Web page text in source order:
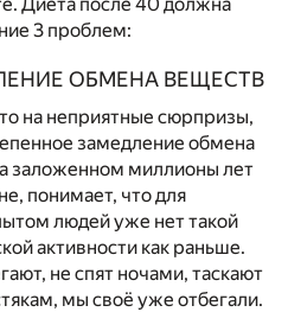
3 проблем:
ОБМЕНА ВЕЩЕСТВ
на неприятные сюрпризы,
замедление обмена
заложенном миллионы лет
понимает, что для
людей уже нет такой
активности как раньше.
не спят ночами, таскают
мы своё уже отбегали.